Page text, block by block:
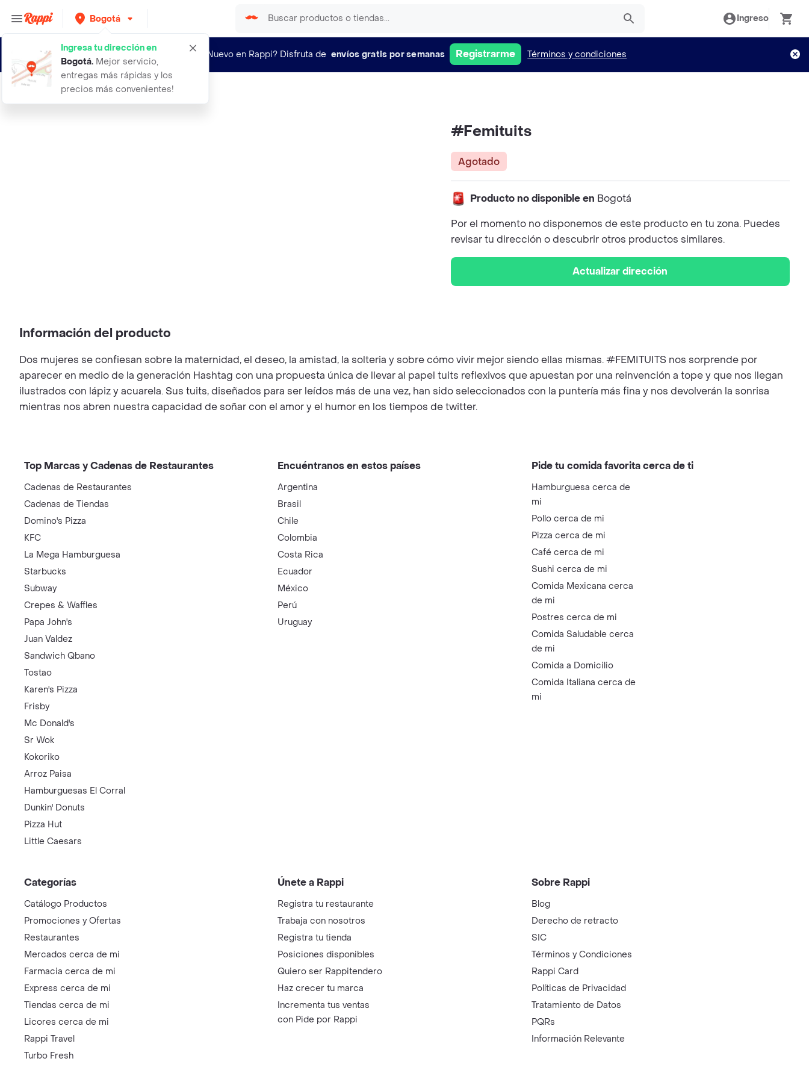
Bogotá
Ingresa tu dirección en
Bogotá. Mejor servicio,
entregas más rápidas y los
precios más convenientes!
Ingreso
¿Nuevo en Rappi? Disfruta de envíos gratis por semanas Registrarme Términos y condiciones
femituits
#Femituits
Agotado
Producto no disponible en Bogotá
Por el momento no disponemos de este producto en tu zona. Puedes
revisar tu dirección o descubrir otros productos similares.
Actualizar dirección
Información del producto
Dos mujeres se confiesan sobre la maternidad, el deseo, la amistad, la solteria y sobre cómo vivir mejor siendo ellas mismas. #FEMITUITS nos sorprende por
aparecer en medio de la generación Hashtag con una propuesta única de llevar al papel tuits reflexivos que apuestan por una reinvención a tope y que nos llegan
ilustrados con lápiz y acuarela. Sus tuits, diseñados para ser leídos más de una vez, han sido seleccionados con la puntería más fina y nos devolverán la sonrisa
mientras nos abren nuestra capacidad de soñar con el amor y el humor en los tiempos de twitter.
Top Marcas y Cadenas de Restaurantes
Cadenas de Restaurantes
Cadenas de Tiendas
Domino's Pizza
KFC
La Mega Hamburguesa
Starbucks
Subway
Crepes & Waffles
Papa John's
Juan Valdez
Sandwich Qbano
Tostao
Karen's Pizza
Frisby
Mc Donald's
Sr Wok
Kokoriko
Arroz Paisa
Hamburguesas El Corral
Dunkin' Donuts
Pizza Hut
Little Caesars
Encuéntranos en estos países
Argentina
Brasil
Chile
Colombia
Costa Rica
Ecuador
México
Perú
Uruguay
Pide tu comida favorita cerca de ti
Hamburguesa cerca de
mi
Pollo cerca de mi
Pizza cerca de mi
Café cerca de mi
Sushi cerca de mi
Comida Mexicana cerca
de mi
Postres cerca de mi
Comida Saludable cerca
de mi
Comida a Domicilio
Comida Italiana cerca de
mi
Categorías
Catálogo Productos
Promociones y Ofertas
Restaurantes
Mercados cerca de mi
Farmacia cerca de mi
Express cerca de mi
Tiendas cerca de mi
Licores cerca de mi
Rappi Travel
Turbo Fresh
Únete a Rappi
Registra tu restaurante
Trabaja con nosotros
Registra tu tienda
Posiciones disponibles
Quiero ser Rappitendero
Haz crecer tu marca
Incrementa tus ventas
con Pide por Rappi
Sobre Rappi
Blog
Derecho de retracto
SIC
Términos y Condiciones
Rappi Card
Políticas de Privacidad
Tratamiento de Datos
PQRs
Información Relevante